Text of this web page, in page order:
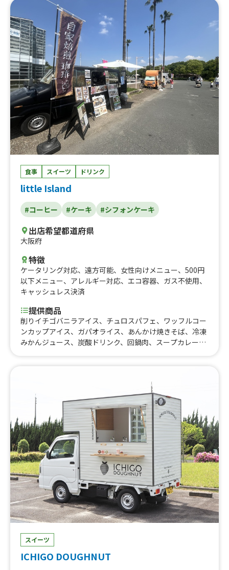
枚)、パフェ、牛やきにくレモン、大きなジューシーたまご
焼きプレート、チキンオーバーライス(ミディアムサイ
ズ)、炙りポキ(ミディアムサイズ)、オーガニックアサイー
ボウル(ミディアムサイズ)、ハワイアンカップパンケーキ
(アイスのせ)、ハワイアンカップパンケーキ(バニラ生クリ
ーム)、ロングチョロバー(アイスのせ)、ワッフルサンド、
BBQポークプレート、ロコモコカレープレート、チキンオ
ーバーライス、牛ステーキプレート、ガーリックアヒステ
ーキプレート、炙りポキプレート、チョコレートドリンク
(HOT・ICE)、ロングチョロバー、ミックスナッツ、チキ
ンソテー、国産根菜の筑前煮、アヒ(マグロ)ステーキ、紅
芋コロッケ、オーガニックアサイーボウル（ハーフサイ
ズ）、オーガニックアサイーボウル（レギュラーサイ
ズ）、tea、drink_ラテ①、drink_ラテ②、ハワイアンド
ーナツ「マラサダ」、カラフルソーダ、ポテト&チーズド
ッグ(2コ)、ポテト&カレーボール(2コ)、ポテト&モチコチ
キン(大2コ)、やきにく丼、ハワイアンポーク丼、ビッグモ
チコチキン丼／BIG MOCHIKO CHICKEN BOWL、熟成牛の
ローストビーフ丼／ROAST BEEF BOWL、ゴロっとミート
のハワイアンタコライス／Taco Rice、ココナッツバター
ュアスパラとベーコンのレモンパスタ／Pasta with lemo
n sauce、ハワイアンドーナツ「タロマラサダ／Taro Mala
シュガー)、米粉のハワイアンパンケーキ、ビッグモチコチ
キン（3個入）、フライドポテト／French fries、ランチド
リンク（コーヒー・紅茶・ソフトドリンク）、ガーリック
えだまめ、ハワイコナブレンドコーヒー、ハワイアンブレ
ンドコーヒー、コナビール、フルーツカクテル、フレッシ
ュフルーツドリンク、アーモンドミルク_ドリンク用ミル
ク変更、ハワイアンクレープ、ルビーチョコレートドリン
ク、ラテメニュー、アメリカンマフィン、トロピカルフロ
食事 スイーツ ドリンク
little Island
#コーヒー #ケーキ #シフォンケーキ
出店希望都道府県
大阪府
特徴
ケータリング対応、 遠方可能、 女性向けメニュー、 500円
以下メニュー、 アレルギー対応、 エコ容器、 ガス不使用、
キャッシュレス決済
提供商品
削りイチゴバニラアイス、チュロスパフェ、ワッフルコー
ンカップアイス、ガパオライス、あんかけ焼きそば、冷凍
みかんジュース、炭酸ドリンク、回鍋肉、スープカレー、
ローズンバニラアイスミニ、ガトーショコラ、アメリカン
ドック、チーズケーキ、揚げワッサンカップ、チュロスミ
ルク、揚げパンと季節のフルーツ串、季節のパフェ、カッ
プアイス、コーヒーフロート、ドリンク、シャカシャカポ
テト、揚げパン、チュロス、オムライス、チャイ、カップ
シフォン、チョコミルクドリンク、カップアイス、カフェ
ラテ、カフェラテ フレーバーラテ、カップ総菜、悠々自
適弁当、アフォガード、ドリンク、コーヒーゼリーフロー
ト、冷やしブリュレシフォン、コーヒー、シフォンケーキ
スイーツ
ICHIGO DOUGHNUT